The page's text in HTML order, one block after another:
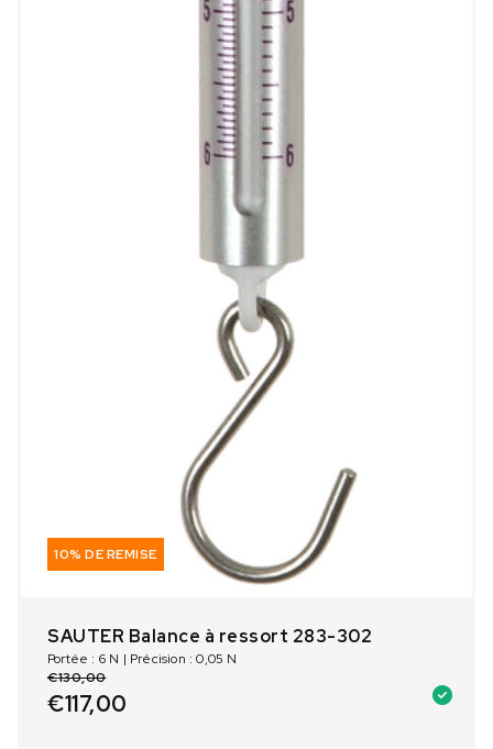
10% DE REMISE
SAUTER Balance à ressort 283-302
Portée : 6 N | Précision : 0,05 N
€130,00
€117,00